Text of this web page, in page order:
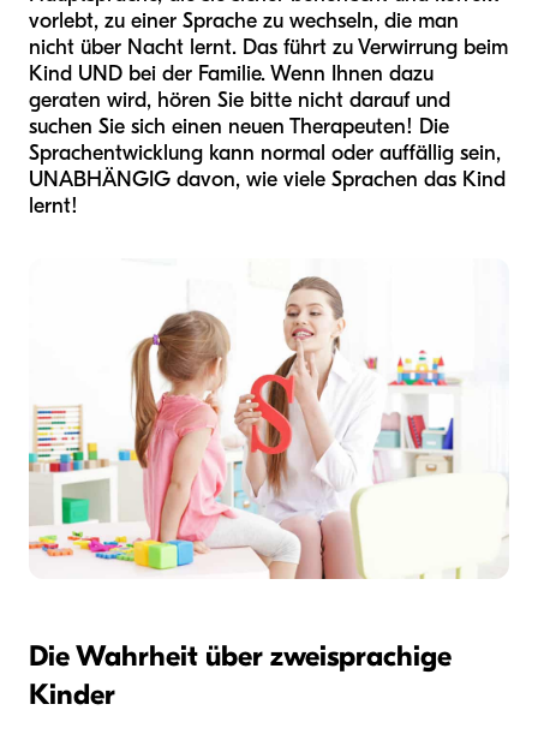
vorlebt, zu einer Sprache zu wechseln, die man
nicht über Nacht lernt. Das führt zu Verwirrung beim
Kind UND bei der Familie. Wenn Ihnen dazu
geraten wird, hören Sie bitte nicht darauf und
suchen Sie sich einen neuen Therapeuten! Die
Sprachentwicklung kann normal oder auffällig sein,
UNABHÄNGIG davon, wie viele Sprachen das Kind
lernt!
Die Wahrheit über zweisprachige
Kinder